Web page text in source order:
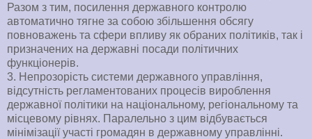
Разом з тим, посилення державного контролю
автоматично тягне за собою збільшення обсягу
повноважень та сфери впливу як обраних політиків, так і
призначених на державні посади політичних
функціонерів.
3. Непрозорість системи державного управління,
відсутність регламентованих процесів вироблення
державної політики на національному, регіональному та
місцевому рівнях. Паралельно з цим відбувається
мінімізації участі громадян в державному управлінні.